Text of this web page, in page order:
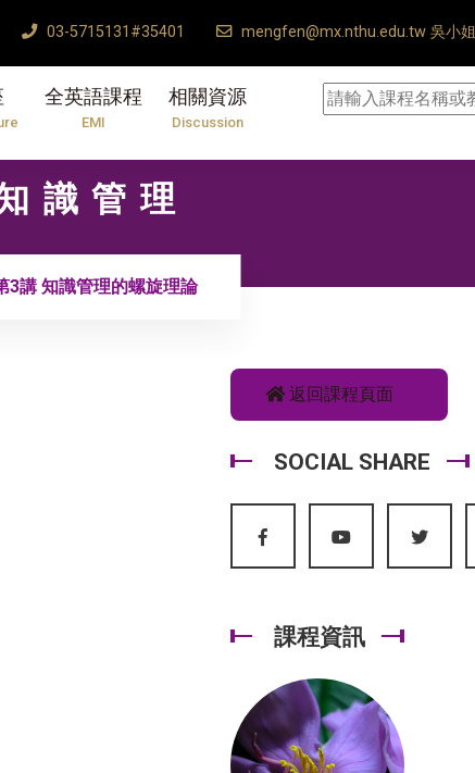
03-5715131#35401 mengfen@mx.nthu.edu.tw 吳小姐
全英語課程
EMI
相關資源
Discussion
識管理
3講 知識管理的螺旋理論
返回課程頁面
SOCIAL SHARE
課程資訊